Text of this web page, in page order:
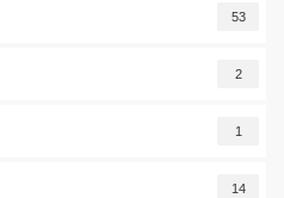
53
2
1
14